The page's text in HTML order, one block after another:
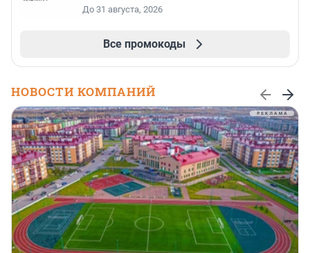
До 31 августа, 2026
Все промокоды
НОВОСТИ КОМПАНИЙ